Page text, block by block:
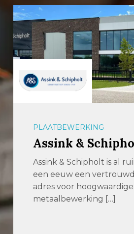
PLAATBEWERKING
Assink &
Assink & Schipholt is al
een eeuw een vertrouwd
adres voor hoogwaardige
metaalbewerking […]